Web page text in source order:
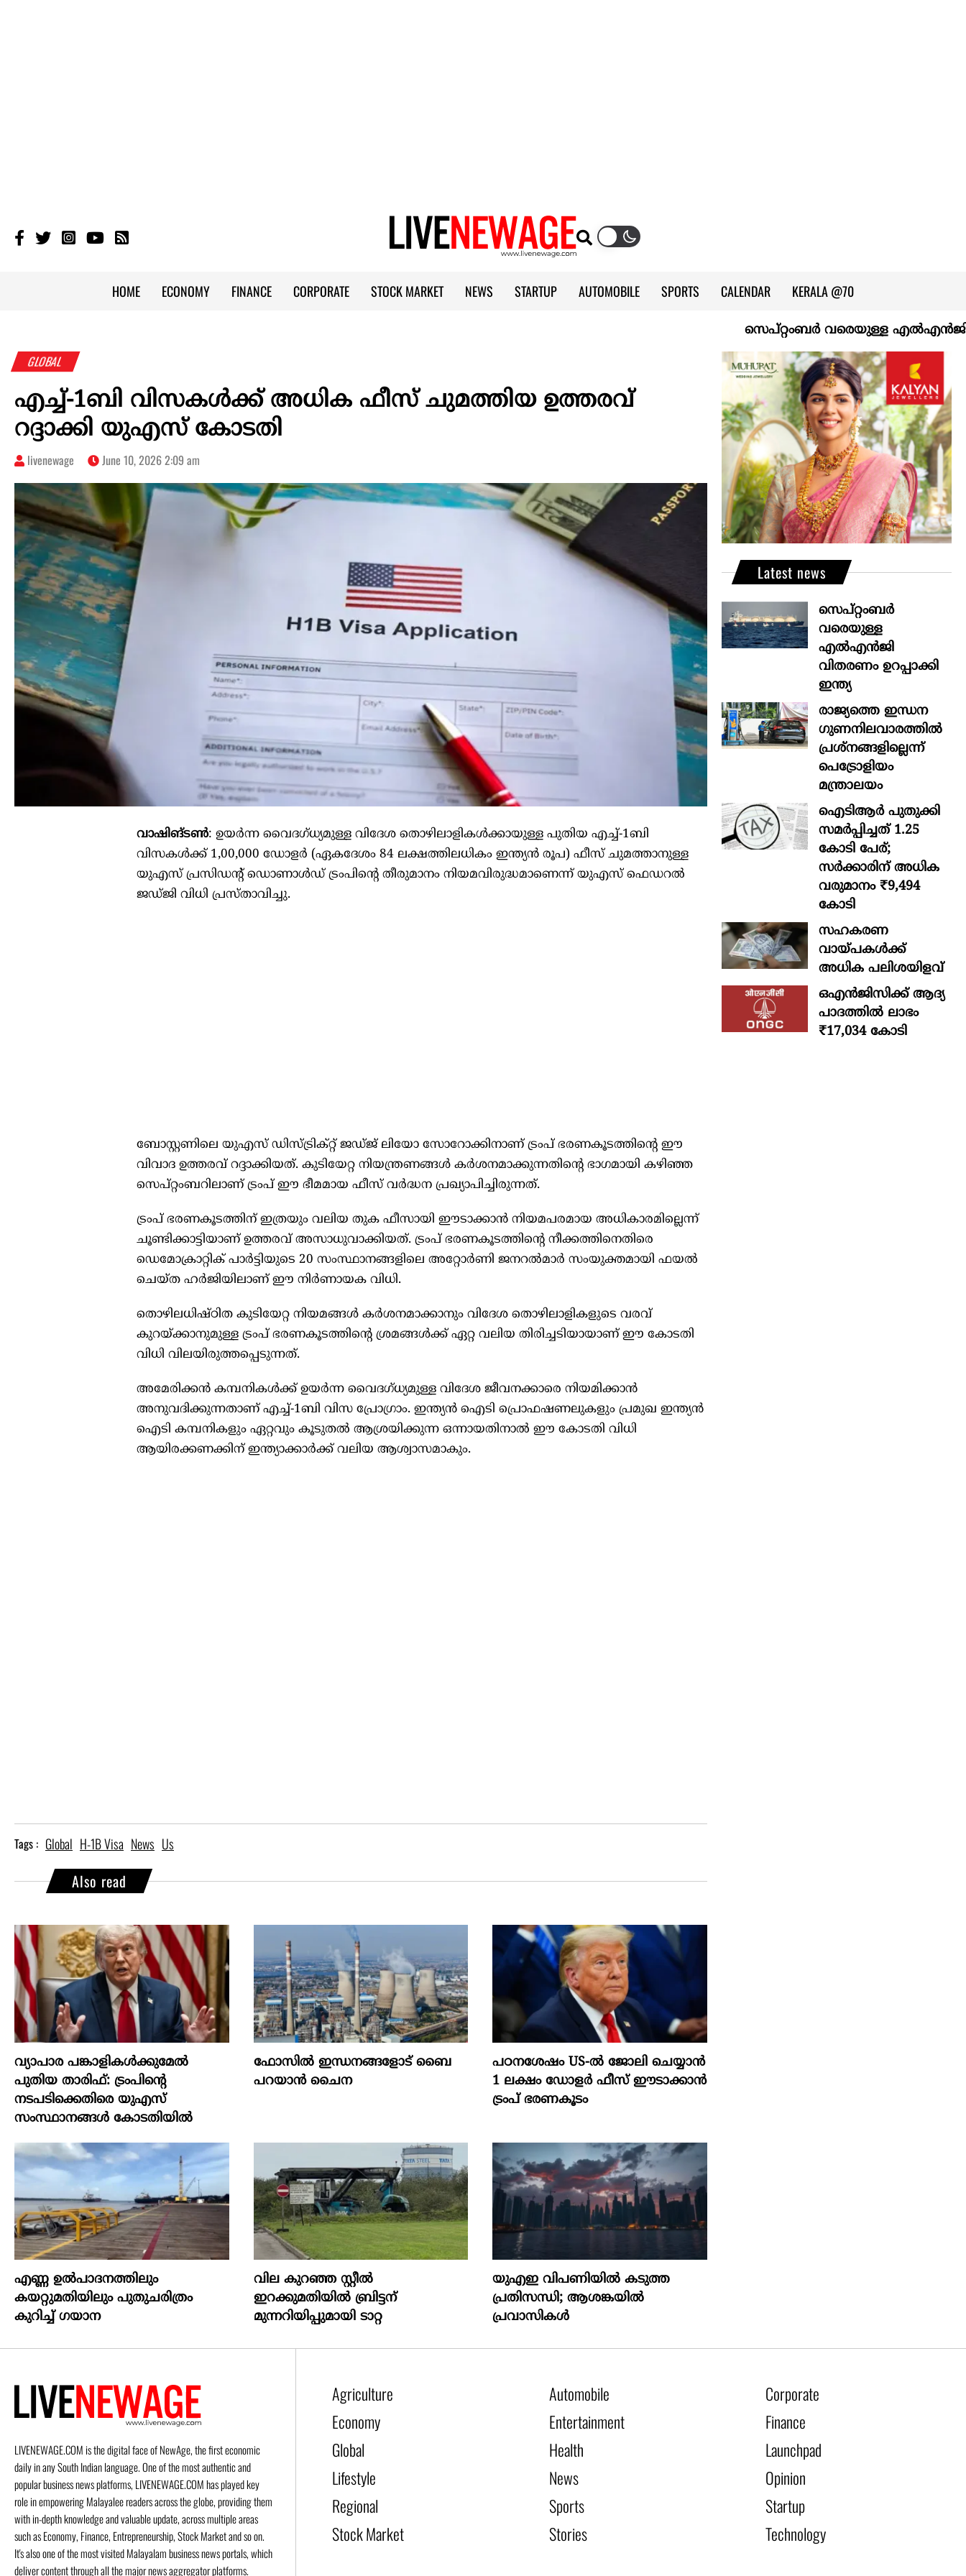
HOME ECONOMY FINANCE CORPORATE STOCK MARKET NEWS STARTUP AUTOMOBILE SPORTS CALENDAR KERALA @70
സെപ്റ്റംബർ വരെയുള്ള എൽഎൻജി
GLOBAL
എച്ച്-1ബി വിസകൾക്ക് അധിക ഫീസ് ചുമത്തിയ ഉത്തരവ്
റദ്ദാക്കി യുഎസ് കോടതി
livenewage June 10, 2026 2:09 am
വാഷിങ്ടൺ: ഉയർന്ന വൈദഗ്ധ്യമുള്ള വിദേശ തൊഴിലാളികൾക്കായുള്ള പുതിയ എച്ച്-1ബി
വിസകൾക്ക് 1,00,000 ഡോളർ (ഏകദേശം 84 ലക്ഷത്തിലധികം ഇന്ത്യൻ രൂപ) ഫീസ് ചുമത്താനുള്ള
യുഎസ് പ്രസിഡന്റ് ഡൊണാൾഡ് ട്രംപിന്റെ തീരുമാനം നിയമവിരുദ്ധമാണെന്ന് യുഎസ് ഫെഡറൽ
ജഡ്ജി വിധി പ്രസ്താവിച്ചു.
ബോസ്റ്റണിലെ യുഎസ് ഡിസ്ട്രിക്റ്റ് ജഡ്ജ് ലിയോ സോറോക്കിനാണ് ട്രംപ് ഭരണകൂടത്തിന്റെ ഈ
വിവാദ ഉത്തരവ് റദ്ദാക്കിയത്. കുടിയേറ്റ നിയന്ത്രണങ്ങൾ കർശനമാക്കുന്നതിന്റെ ഭാഗമായി കഴിഞ്ഞ
സെപ്റ്റംബറിലാണ് ട്രംപ് ഈ ഭീമമായ ഫീസ് വർദ്ധന പ്രഖ്യാപിച്ചിരുന്നത്.
ട്രംപ് ഭരണകൂടത്തിന് ഇത്രയും വലിയ തുക ഫീസായി ഈടാക്കാൻ നിയമപരമായ അധികാരമില്ലെന്ന്
ചൂണ്ടിക്കാട്ടിയാണ് ഉത്തരവ് അസാധുവാക്കിയത്. ട്രംപ് ഭരണകൂടത്തിന്റെ നീക്കത്തിനെതിരെ
ഡെമോക്രാറ്റിക് പാർട്ടിയുടെ 20 സംസ്ഥാനങ്ങളിലെ അറ്റോർണി ജനറൽമാർ സംയുക്തമായി ഫയൽ
ചെയ്ത ഹർജിയിലാണ് ഈ നിർണായക വിധി.
തൊഴിലധിഷ്ഠിത കുടിയേറ്റ നിയമങ്ങൾ കർശനമാക്കാനും വിദേശ തൊഴിലാളികളുടെ വരവ്
കുറയ്ക്കാനുമുള്ള ട്രംപ് ഭരണകൂടത്തിന്റെ ശ്രമങ്ങൾക്ക് ഏറ്റ വലിയ തിരിച്ചടിയായാണ് ഈ കോടതി
വിധി വിലയിരുത്തപ്പെടുന്നത്.
അമേരിക്കൻ കമ്പനികൾക്ക് ഉയർന്ന വൈദഗ്ധ്യമുള്ള വിദേശ ജീവനക്കാരെ നിയമിക്കാൻ
അനുവദിക്കുന്നതാണ് എച്ച്-1ബി വിസ പ്രോഗ്രാം. ഇന്ത്യൻ ഐടി പ്രൊഫഷണലുകളും പ്രമുഖ ഇന്ത്യൻ
ഐടി കമ്പനികളും ഏറ്റവും കൂടുതൽ ആശ്രയിക്കുന്ന ഒന്നായതിനാൽ ഈ കോടതി വിധി
ആയിരക്കണക്കിന് ഇന്ത്യാക്കാർക്ക് വലിയ ആശ്വാസമാകും.
Tags : Global H-1B Visa News Us
Also read
വ്യാപാര പങ്കാളികൾക്കുമേൽ
പുതിയ താരിഫ്: ട്രംപിന്‍റെ
നടപടിക്കെതിരെ യുഎസ്
സംസ്ഥാനങ്ങൾ കോടതിയിൽ
ഫോസിൽ ഇന്ധനങ്ങളോട് ബൈ
പറയാൻ ചൈന
പഠനശേഷം US-ൽ ജോലി ചെയ്യാൻ
1 ലക്ഷം ഡോളർ ഫീസ് ഈടാക്കാൻ
ട്രംപ് ഭരണകൂടം
എണ്ണ ഉൽപാദനത്തിലും
കയറ്റുമതിയിലും പുതുചരിത്രം
കുറിച്ച് ഗയാന
വില കുറഞ്ഞ സ്റ്റീൽ
ഇറക്കുമതിയിൽ ബ്രിട്ടന്
മുന്നറിയിപ്പുമായി ടാറ്റ
യുഎഇ വിപണിയില്‍ കടുത്ത
പ്രതിസന്ധി; ആശങ്കയില്‍
പ്രവാസികള്‍
Latest news
സെപ്റ്റംബർ
വരെയുള്ള
എൽഎൻജി
വിതരണം ഉറപ്പാക്കി
ഇന്ത്യ
രാജ്യത്തെ ഇന്ധന
ഗുണനിലവാരത്തില്‍
പ്രശ്‌നങ്ങളില്ലെന്ന്
പെട്രോളിയം
മന്ത്രാലയം
ഐടിആര്‍ പുതുക്കി
സമർപ്പിച്ചത് 1.25
കോടി പേര്;
സർക്കാരിന് അധിക
വരുമാനം ₹9,494
കോടി
സഹകരണ
വായ്പകള്‍ക്ക്
അധിക പലിശയിളവ്
ഒഎന്‍ജിസിക്ക് ആദ്യ
പാദത്തില്‍ ലാഭം
₹17,034 കോടി
LIVENEWAGE.COM is the digital face of NewAge, the first economic
daily in any South Indian language. One of the most authentic and
popular business news platforms, LIVENEWAGE.COM has played key
role in empowering Malayalee readers across the globe, providing them
with in-depth knowledge and valuable update, across multiple areas
such as Economy, Finance, Entrepreneurship, Stock Market and so on.
It's also one of the most visited Malayalam business news portals, which
deliver content through all the major news aggregator platforms.
Agriculture Automobile
Corporate
Economy
Entertainment
Finance
Global
Health
Launchpad
Lifestyle
News
Opinion
Regional
Sports
Startup
Stock Market
Stories Technology